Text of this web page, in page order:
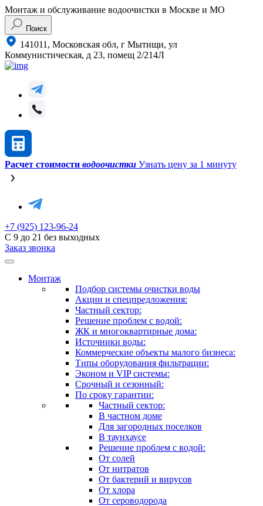
Монтаж и обслуживание водоочистки в Москве и МО
Поиск
141011, Московская обл, г Мытищи, ул
Коммунистическая, д 23, помещ 2/214Л
Расчет стоимости водоочистки Узнать цену за 1 минуту
+7 (925) 123-96-24
С 9 до 21 без выходных
Заказ звонка
Монтаж
Подбор системы очистки воды
Акции и спецпредложения:
Частный сектор:
Решение проблем с водой:
ЖК и многоквартирные дома:
Источники воды:
Коммерческие объекты малого бизнеса:
Типы оборудования фильтрации:
Эконом и VIP системы:
Срочный и сезонный:
По сроку гарантии:
Частный сектор:
В частном доме
Для загородных поселков
В таунхаусе
Решение проблем с водой:
От солей
От нитратов
От бактерий и вирусов
От хлора
От сероводорода